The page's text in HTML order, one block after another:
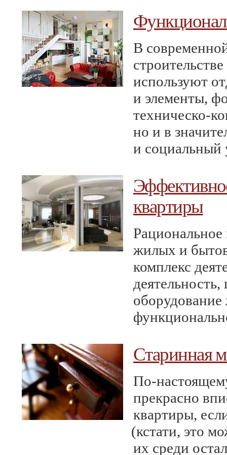
В
используют
и элементы,
техническо-
но и в
и социальный
квартиры
Рациональное
жилых и
комплекс
Старинная
По-
прекрасно
квартиры,
(кстати, это
их среди